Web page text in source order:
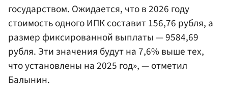
государством. Ожидается, что в 2026 году
стоимость одного ИПК составит 156,76 рубля, а
размер фиксированной выплаты — 9584,69
рубля. Эти значения будут на 7,6% выше тех,
что установлены на 2025 год», — отметил
Балынин.